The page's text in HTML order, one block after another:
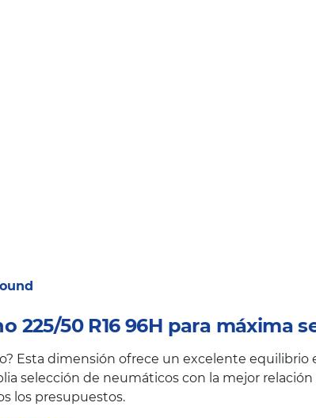
225/50 R16 96H para máxima
Esta dimensión ofrece un excelente
selección de neumáticos con la mejor relación
los presupuestos.